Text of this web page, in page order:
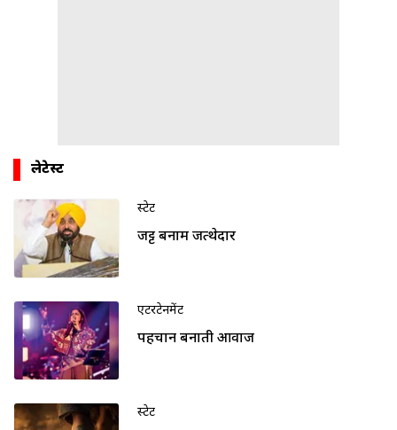
लेटेस्ट
स्टेट
जट्ट बनाम जत्थेदार
एंटरटेनमेंट
पहचान बनाती आवाज
स्टेट